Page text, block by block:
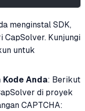
menginstal SDK,
CapSolver. Kunjungi
untuk
Kode Anda: Berikut
di proyek
CAPTCHA: